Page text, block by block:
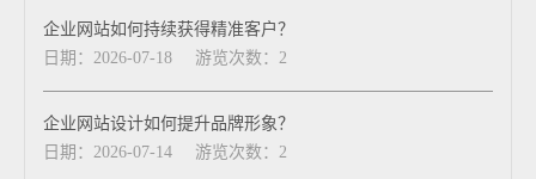
企业网站如何持续获得精准客户？
日期：2026-07-18
游览次数：2
企业网站设计如何提升品牌形象？
日期：2026-07-14
游览次数：2